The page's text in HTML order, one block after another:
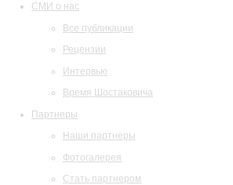
СМИ о нас
Все публикации
Рецензии
Интервью
Время Шостаковича
Партнеры
Наши партнеры
Фотогалерея
Стать партнером